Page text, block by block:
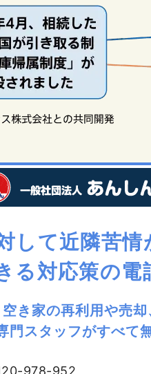
して近隣苦情
る対応策の
空き家の再利用や売
門スタッフがすべて